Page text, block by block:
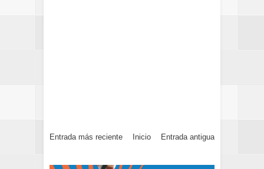
Entrada más reciente Entrada antigua
Inicio